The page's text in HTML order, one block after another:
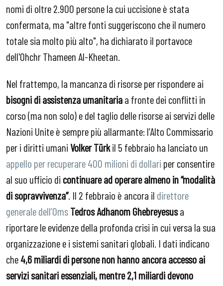
nomi di oltre 2.900 persone la cui uccisione è stata
confermata, ma "altre fonti suggeriscono che il numero
totale sia molto più alto", ha dichiarato il portavoce
dell'Ohchr Thameen Al-Kheetan.
Nel frattempo, la mancanza di risorse per rispondere ai
bisogni di assistenza umanitariaa fronte dei conflitti in
corso (ma non solo) e del taglio delle risorse ai servizi delle
Nazioni Unite è sempre più allarmante: l’Alto Commissario
per i diritti umani Volker Türkil 5 febbraio ha lanciato un
appello per recuperare 400 milioni di dollari per consentire
al suo ufficio di continuare ad operare almeno in “modalità
di sopravvivenza”. Il 2 febbraio è ancora il direttore
generale dell’OmsTedros Adhanom Ghebreyesusa
riportare le evidenze della profonda crisi in cui versa la sua
organizzazione e i sistemi sanitari globali. I dati indicano
che4,6 miliardi di persone non hanno ancora accesso ai
servizi sanitari essenziali, mentre 2,1 miliardi devono